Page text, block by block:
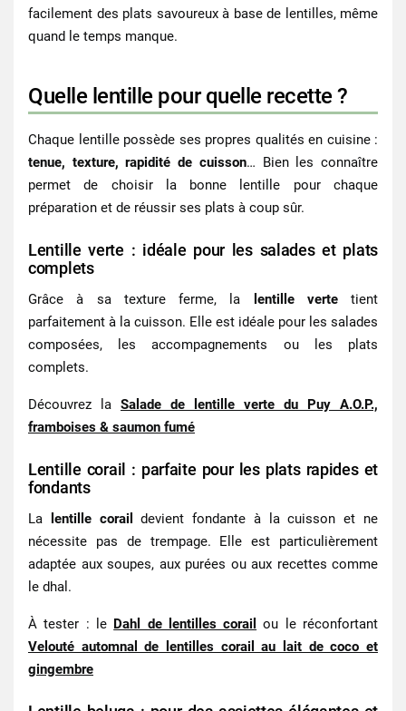
facilement des plats savoureux à base de lentilles, même
quand le temps manque.
Quelle lentille pour quelle recette ?
Chaque lentille possède ses propres qualités en cuisine :
tenue, texture, rapidité de cuisson… Bien les connaître
permet de choisir la bonne lentille pour chaque
préparation et de réussir ses plats à coup sûr.
Lentille verte : idéale pour les salades et plats
complets
Grâce à sa texture ferme, la lentille vertetient
parfaitement à la cuisson. Elle est idéale pour les salades
composées, les accompagnements ou les plats
complets.
Découvrez la Salade de lentille verte du Puy A.O.P.,
framboises & saumon fumé
Lentille corail : parfaite pour les plats rapides et
fondants
La lentille corail
devient fondante à la cuisson et ne
nécessite pas de trempage. Elle est particulièrement
adaptée aux soupes, aux purées ou aux recettes comme
le dhal.
À tester : le Dahl de lentilles corail
ou le réconfortant
Velouté automnal de lentilles corail au lait de coco et
gingembre